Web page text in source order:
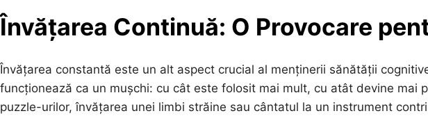
Învățarea Continuă: O Provocare
Învățarea constantă este un alt aspect crucial al menținerii sănătății
funcționează ca un mușchi: cu cât este folosit mai mult, cu atât devine mai
puzzle-urilor, învățarea unei limbi străine sau cântatul la un instrument